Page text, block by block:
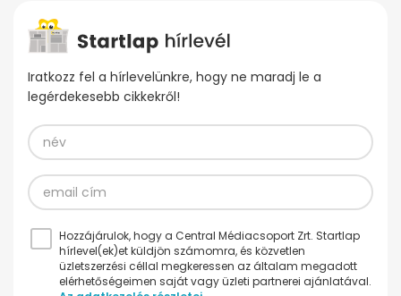
Iratkozz fel a hírlevelünkre, hogy ne maradj le a
legérdekesebb cikkekről!
Hozzájárulok, hogy a Central Médiacsoport Zrt. Startlap
hírlevel(ek)et küldjön számomra, és közvetlen
üzletszerzési céllal megkeressen az általam megadott
elérhetőségeimen saját vagy üzleti partnerei ajánlatával.